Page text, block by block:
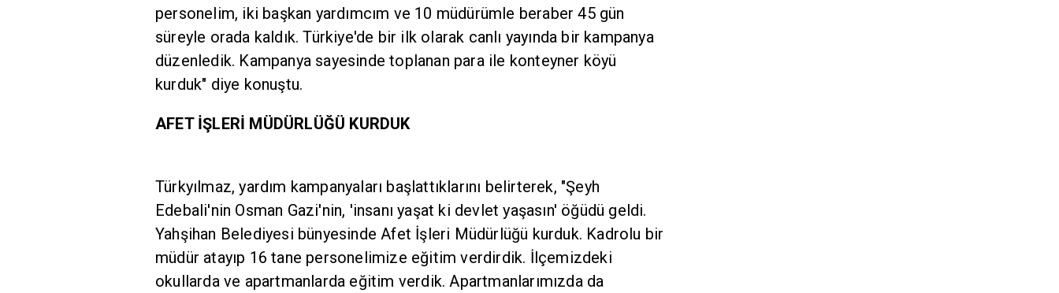
personelim, iki başkan yardımcım ve 10 müdürümle beraber 45 gün
süreyle orada kaldık. Türkiye'de bir ilk olarak canlı yayında bir kampanya
düzenledik. Kampanya sayesinde toplanan para ile konteyner köyü
kurduk" diye konuştu.
AFET İŞLERİ MÜDÜRLÜĞÜ KURDUK
Türkyılmaz, yardım kampanyaları başlattıklarını belirterek, "Şeyh
Edebali'nin Osman Gazi'nin, 'insanı yaşat ki devlet yaşasın' öğüdü geldi.
Yahşihan Belediyesi bünyesinde Afet İşleri Müdürlüğü kurduk. Kadrolu bir
müdür atayıp 16 tane personelimize eğitim verdirdik. İlçemizdeki
okullarda ve apartmanlarda eğitim verdik. Apartmanlarımızda da